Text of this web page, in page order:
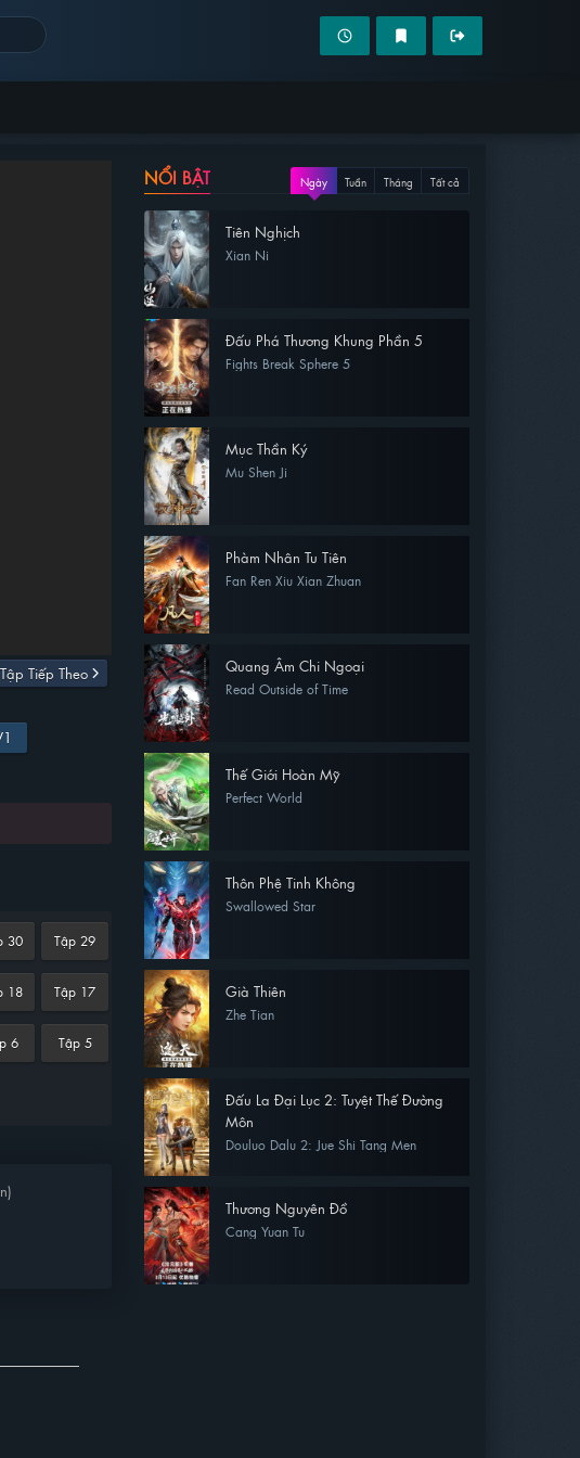
Tập Tiếp Theo
30 Tập 29
18 Tập 17
6 Tập 5
NỔI BẬT Ngày Tuần Tháng Tất cả
Tiên Nghịch
Xian Ni
Đấu Phá Thương Khung Phần 5
Fights Break Sphere 5
Mục Thần Ký
Mu Shen Ji
Phàm Nhân Tu Tiên
Fan Ren Xiu Xian Zhuan
Quang Âm Chi Ngoại
Read Outside of Time
Thế Giới Hoàn Mỹ
Perfect World
Thôn Phệ Tinh Không
Swallowed Star
Già Thiên
Zhe Tian
Đấu La Đại Lục 2: Tuyệt Thế Đường
Môn
Douluo Dalu 2: Jue Shi Tang Men
Thương Nguyên Đồ
Cang Yuan Tu